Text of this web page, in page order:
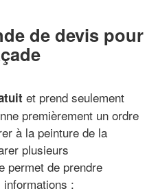
de devis pour
et prend seulement
premièrement un ordre
à la peinture de la
plusieurs
permet de prendre
: